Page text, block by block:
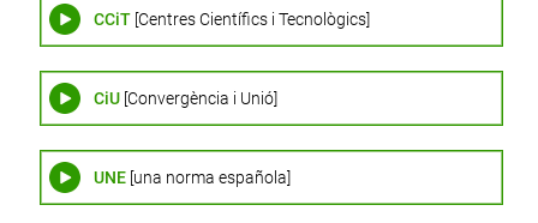
CCiT[Centres Científics i Tecnològics]
CiU[Convergència i Unió]
UNE[una norma española]